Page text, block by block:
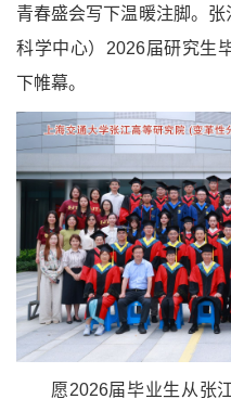
青春盛会写下温暖注脚。
科学中心）2026届研究生
下帷幕。
愿2026届毕业生从张